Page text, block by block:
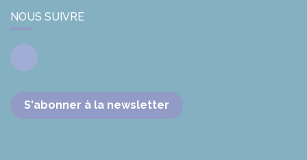
NOUS SUIVRE
Facebook
S'abonner à la newsletter